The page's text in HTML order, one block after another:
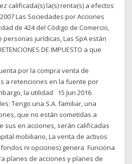
calificada(s) la(s) renta(s) a efectos
Las Sociedades por Acciones
de 424 del Código de Comercio,
personas jurídicas, Las SpA están
DE IMPUESTO a que
por la compra venta de
a retenciones en la fuente por
la utilidad 15 Jun 2016
Tengo una S.A. familiar, una
que no están sometidas a
sus en acciones, serán calificadas
mobiliario, La venta de activos
ni opciones) genera Funciona
planes de acciones y planes de